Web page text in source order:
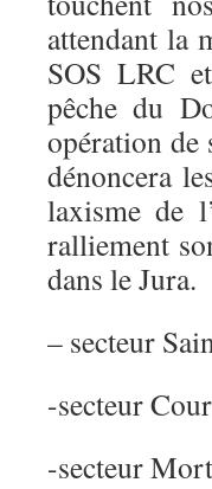
attendant la
SOS LRC
pêche du
opération de
dénoncera
laxisme de
ralliement
dans le Jura.
– secteur
-secteur
-secteur